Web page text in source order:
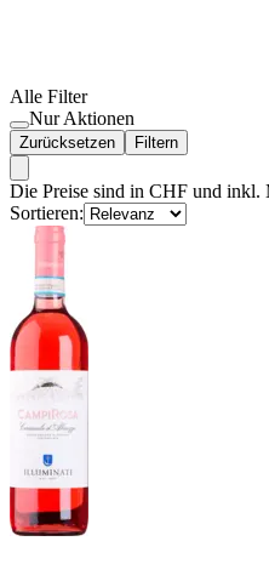
Alle Filter
Nur Aktionen
Zurücksetzen Filtern
Die Preise sind in CHF und inkl.
Sortieren: